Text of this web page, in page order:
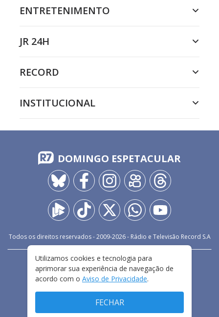
ENTRETENIMENTO
JR 24H
RECORD
INSTITUCIONAL
DOMINGO ESPETACULAR
Todos os direitos reservados - 2009-2026- Rádio e Televisão Record S.A
FALE CONOSCO
PRIVACIDADE
TERMOS E CONDIÇÕES DE USO
Utilizamos cookies e tecnologia para
aprimorar sua experiência de navegação de
acordo com o Aviso de Privacidade.
FECHAR